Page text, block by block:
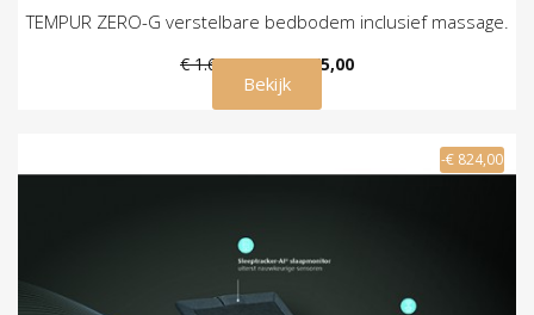
TEMPUR ZERO-G verstelbare bedbodem inclusief massage.
€ 1.698,00 € 1.265,00
Bekijk
-€ 824,00